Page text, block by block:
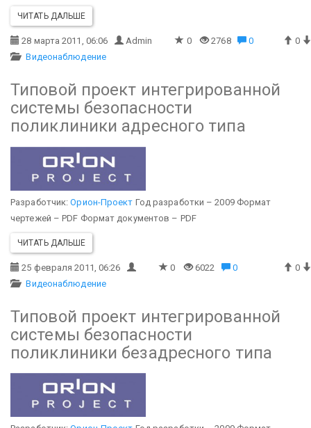
ЧИТАТЬ ДАЛЬШЕ
28 марта 2011, 06:06 Admin 0 2768 0
0
Видеонаблюдение
Типовой проект интегрированной
системы безопасности
поликлиники адресного типа
Разработчик:Орион-Проект Год разработки – 2009Формат
чертежей – PDF Формат документов – PDF
ЧИТАТЬ ДАЛЬШЕ
25 февраля 2011, 06:26 0 6022 0
0
Видеонаблюдение
Типовой проект интегрированной
системы безопасности
поликлиники безадресного типа